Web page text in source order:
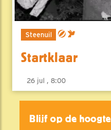
Steenuil
Startklaar
26 jul , 8:00
Blijf op de hoogte